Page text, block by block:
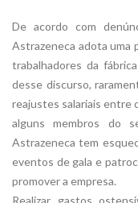
De acordo com
Astrazeneca adota uma
trabalhadores da
desse discurso,
reajustes salariais entre
alguns membros do
Astrazeneca tem
eventos de gala e
promover a empresa.